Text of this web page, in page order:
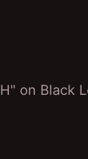
on Black